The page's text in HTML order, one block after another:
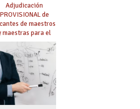
Adjudicación
PROVISIONAL de
de maestros
maestras para el
curso 26-27